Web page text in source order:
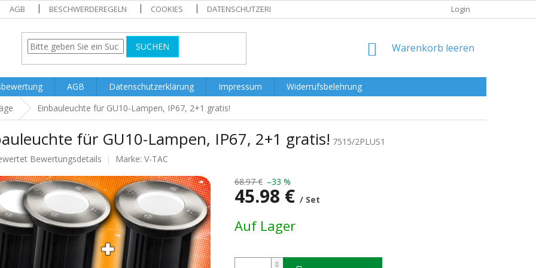
AGB BESCHWERDEREGELN COOKIES DATENSCHUTZERKLÄRUNG Login
SUCHEN WARENKORB
Warenkorb leeren
AGB Datenschutzerklärung Impressum
Widerrufsbelehrung
Einbauleuchte für GU10-Lampen, IP67, 2+1 gratis!
für GU10-Lampen, IP67, 2+1 gratis! 7515/2PLUS1
Bewertungsdetails Marke: V-TAC
68.97 € –33 %
45.98 € / Set
Auf Lager